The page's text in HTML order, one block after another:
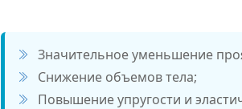
Значительное уменьшение
Снижение объемов тела;
Повышение упругости и